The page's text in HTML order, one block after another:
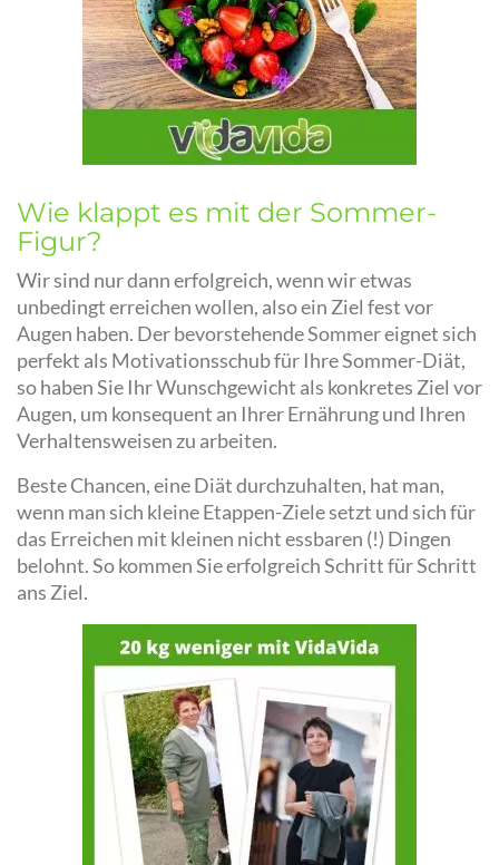
Wie klappt es mit der Sommer-
Figur?
Wir sind nur dann erfolgreich, wenn wir etwas
unbedingt erreichen wollen, also ein Ziel fest vor
Augen haben. Der bevorstehende Sommer eignet sich
perfekt als Motivationsschub für Ihre Sommer-Diät,
so haben Sie Ihr Wunschgewicht als konkretes Ziel vor
Augen, um konsequent an Ihrer Ernährung und Ihren
Verhaltensweisen zu arbeiten.
Beste Chancen, eine Diät durchzuhalten, hat man,
wenn man sich kleine Etappen-Ziele setzt und sich für
das Erreichen mit kleinen nicht essbaren (!) Dingen
belohnt. So kommen Sie erfolgreich Schritt für Schritt
ans Ziel.